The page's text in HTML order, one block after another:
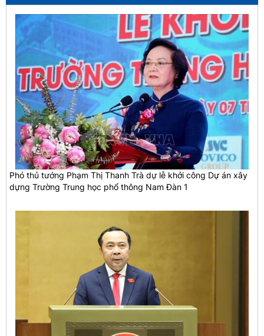
Phó thủ tướng Phạm Thị Thanh Trà dự lễ khởi công Dự án xây
dựng Trường Trung học phổ thông Nam Đàn 1